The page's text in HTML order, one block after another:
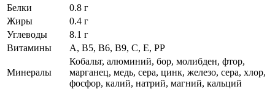
Белки
0.8 г
Жиры
0.4 г
Углеводы
8.1 г
Витамины
А, В5, В6, В9, С, Е, РР
Минералы
Кобальт, алюминий, бор, молибден, фтор,
марганец, медь, сера, цинк, железо, сера, хлор,
фосфор, калий, натрий, магний, кальций